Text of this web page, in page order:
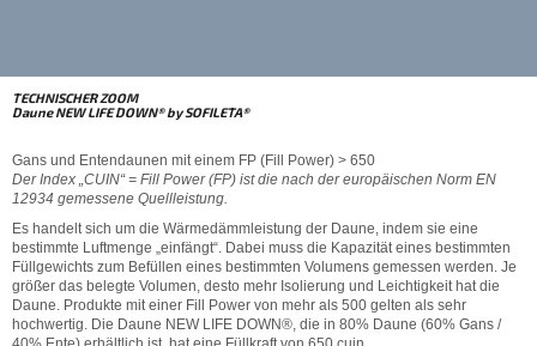
TECHNISCHER ZOOM
Daune NEW LIFE DOWN® by SOFILETA®
Gans und Entendaunen mit einem FP (Fill Power) > 650
Der Index „CUIN“ = Fill Power (FP) ist die nach der europäischen Norm EN
12934 gemessene Quellleistung.
Es handelt sich um die Wärmedämmleistung der Daune, indem sie eine
bestimmte Luftmenge „einfängt“. Dabei muss die Kapazität eines bestimmten
Füllgewichts zum Befüllen eines bestimmten Volumens gemessen werden. Je
größer das belegte Volumen, desto mehr Isolierung und Leichtigkeit hat die
Daune. Produkte mit einer Fill Power von mehr als 500 gelten als sehr
hochwertig. Die Daune NEW LIFE DOWN®, die in 80% Daune (60% Gans /